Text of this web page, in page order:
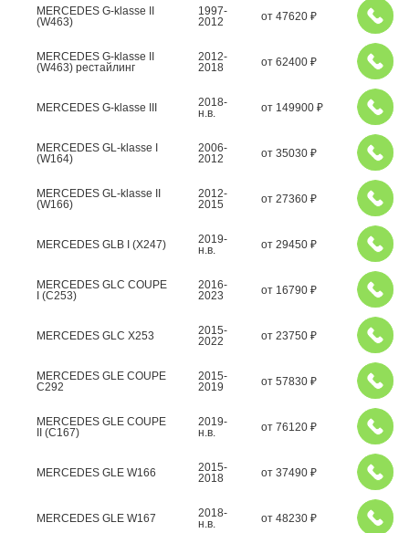
MERCEDES G-klasse II
(W463)
1997-
2012
от 47620 ₽
MERCEDES G-klasse II
(W463) рестайлинг
2012-
2018
от 62400 ₽
MERCEDES G-klasse III
2018-
н.в.
от 149900 ₽
MERCEDES GL-klasse I
(W164)
2006-
2012
от 35030 ₽
MERCEDES GL-klasse II
(W166)
2012-
2015
от 27360 ₽
MERCEDES GLB I (X247)
2019-
н.в.
от 29450 ₽
MERCEDES GLC COUPE
I (C253)
2016-
2023
от 16790 ₽
MERCEDES GLC X253
2015-
2022
от 23750 ₽
MERCEDES GLE COUPE
C292
2015-
2019
от 57830 ₽
MERCEDES GLE COUPE
II (C167)
2019-
н.в.
от 76120 ₽
MERCEDES GLE W166
2015-
2018
от 37490 ₽
MERCEDES GLE W167
2018-
н.в.
от 48230 ₽